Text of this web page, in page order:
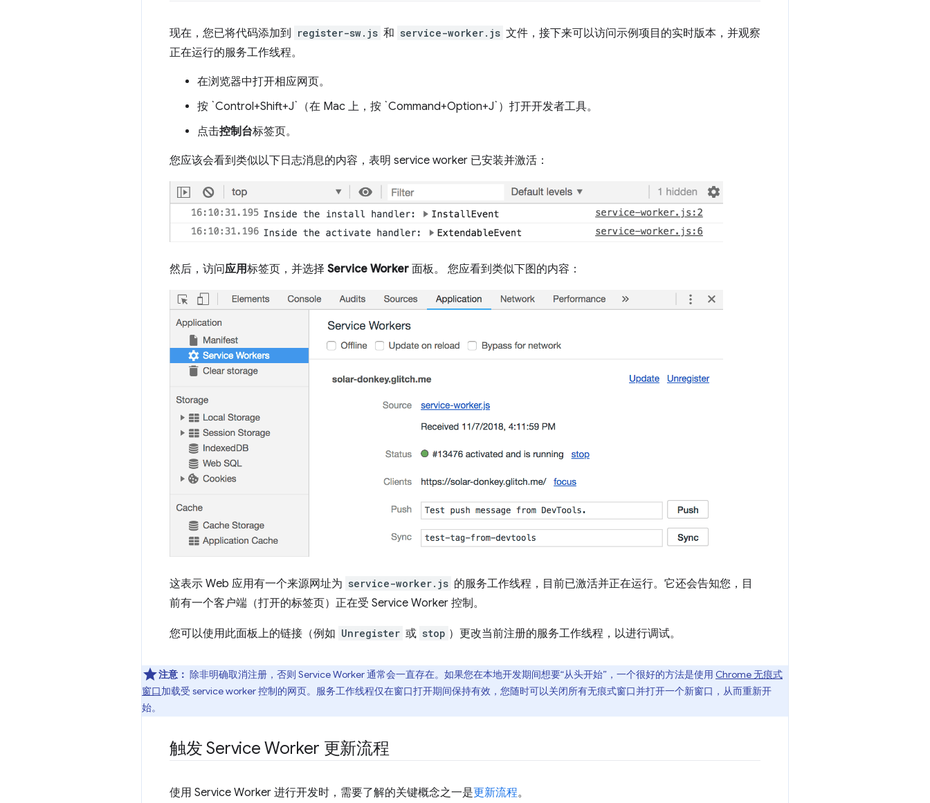
现在，您已将代码添加到 register-sw.js 和 service-worker.js 文件，接下来可以访问示例项目的实时版本，并观察
正在运行的服务工作线程。
在浏览器中打开相应网页。
按 `Control+Shift+J`（在 Mac 上，按 `Command+Option+J`）打开开发者工具。
点击控制台标签页。
您应该会看到类似以下日志消息的内容，表明 service worker 已安装并激活：
然后，访问应用标签页，并选择 Service Worker 面板。 您应看到类似下图的内容：
这表示 Web 应用有一个来源网址为 service-worker.js 的服务工作线程，目前已激活并正在运行。它还会告知您，目
前有一个客户端（打开的标签页）正在受 Service Worker 控制。
您可以使用此面板上的链接（例如 Unregister 或 stop ）更改当前注册的服务工作线程，以进行调试。
注意： 除非明确取消注册，否则 Service Worker 通常会一直存在。如果您在本地开发期间想要“从头开始”，一个很好的方法是使用 Chrome 无痕式
窗口加载受 service worker 控制的网页。服务工作线程仅在窗口打开期间保持有效，您随时可以关闭所有无痕式窗口并打开一个新窗口，从而重新开
始。
触发 Service Worker 更新流程
使用 Service Worker 进行开发时，需要了解的关键概念之一是更新流程。